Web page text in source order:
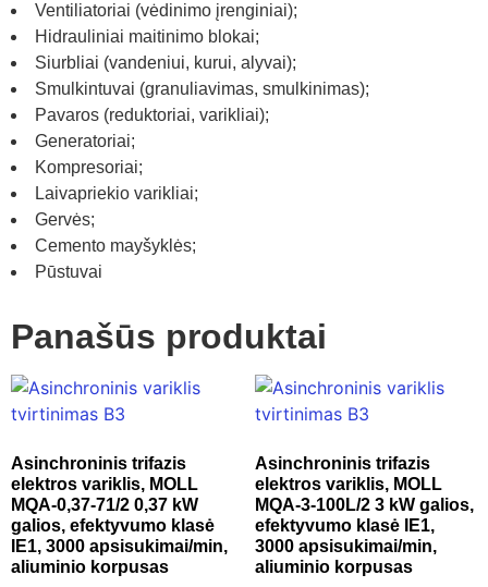
Ventiliatoriai (vėdinimo įrenginiai);
Hidrauliniai maitinimo blokai;
Siurbliai (vandeniui, kurui, alyvai);
Smulkintuvai (granuliavimas, smulkinimas);
Pavaros (reduktoriai, varikliai);
Generatoriai;
Kompresoriai;
Laivapriekio varikliai;
Gervės;
Cemento mayšyklės;
Pūstuvai
Panašūs produktai
Asinchroninis trifazis
elektros variklis, MOLL
MQA-0,37-71/2 0,37 kW
galios, efektyvumo klasė
IE1, 3000 apsisukimai/min,
aliuminio korpusas
Asinchroninis trifazis
elektros variklis, MOLL
MQA-3-100L/2 3 kW galios,
efektyvumo klasė IE1,
3000 apsisukimai/min,
aliuminio korpusas